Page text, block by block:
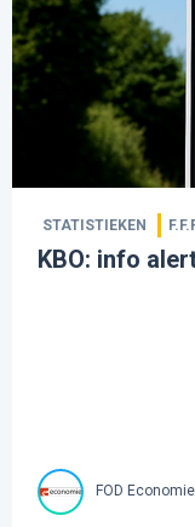
STATISTIEKEN
KBO: info
FOD Economie